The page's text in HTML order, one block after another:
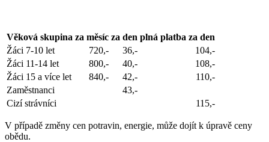
Věková skupina za měsíc za den plná platba za den
Žáci 7-10 let
720,- 36,-
104,-
Žáci 11-14 let
800,- 40,-
108,-
Žáci 15 a více let
840,- 42,-
110,-
Zaměstnanci
43,-
Cizí strávníci
115,-
V případě změny cen potravin, energie, může dojít k úpravě ceny
obědu.